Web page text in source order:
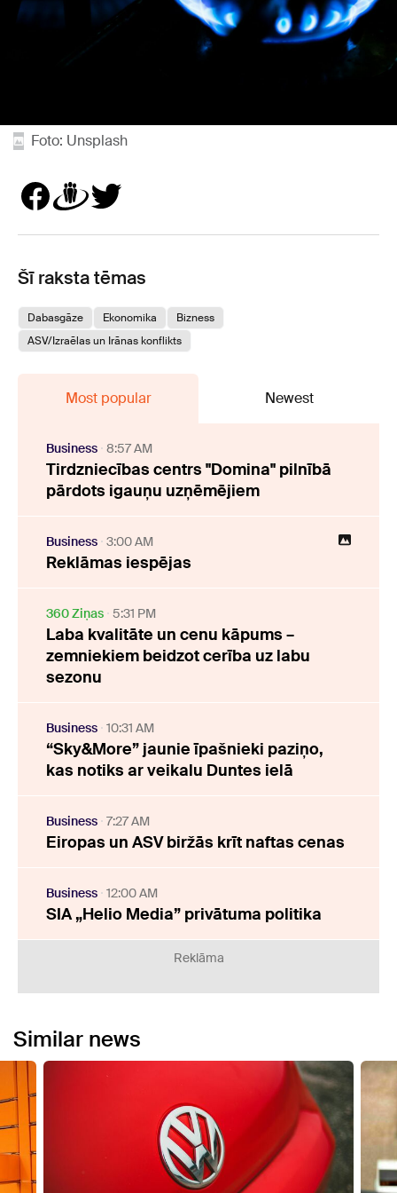
Foto: Unsplash
Šī raksta tēmas
Dabasgāze Ekonomika
Bizness
ASV/Izraēlas un Irānas konflikts
Most popular Newest
Business 8:57 AM
Tirdzniecības centrs "Domina" pilnībā
pārdots igauņu uzņēmējiem
Business 3:00 AM
Reklāmas iespējas
360 Ziņas 5:31 PM
Laba kvalitāte un cenu kāpums –
zemniekiem beidzot cerība uz labu
sezonu
Business 10:31 AM
“Sky&More” jaunie īpašnieki paziņo,
kas notiks ar veikalu Duntes ielā
Business 7:27 AM
Eiropas un ASV biržās krīt naftas cenas
Business 12:00 AM
SIA „Helio Media” privātuma politika
Reklāma
Similar news